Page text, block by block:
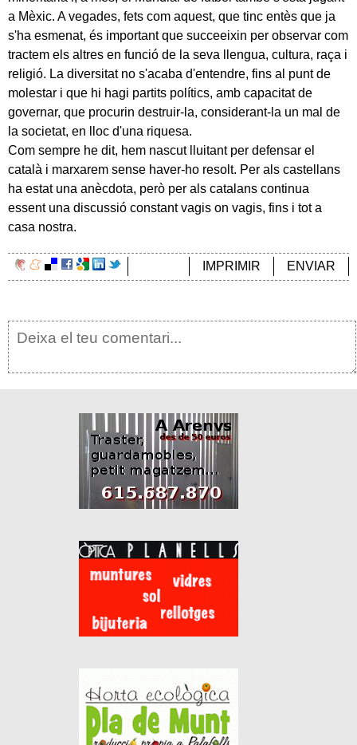
a Mèxic. A vegades, fets com aquest, que tinc entès que ja
s'ha esmenat, és important que succeeixin per observar com
tractem els altres en funció de la seva llengua, cultura, raça i
religió. La diversitat no s'acaba d'entendre, fins al punt de
molestar i que hi hagi partits polítics, amb capacitat de
governar, que procurin destruir-la, considerant-la un mal de
la societat, en lloc d'una riquesa.
Com sempre he dit, hem nascut lluitant per defensar el
català i marxarem sense haver-ho resolt. Per als castellans
ha estat una anècdota, però per als catalans continua
essent una discussió constant vagis on vagis, fins i tot a
casa nostra.
ENVIAR
IMPRIMIR